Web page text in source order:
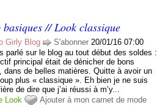
basiques // Look classique
Girly Blog S'abonner 20/01/16 07:00
parlé sur le blog au tout début des soldes :
principal était de dénicher de bons
dans de belles matières. Quitte à avoir un
plus « classique ». Eh bien je ne suis
de dire que j’ai réussi à m’y...
Look Ajouter à mon carnet de mode